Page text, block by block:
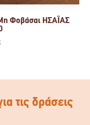
Φοβάσαι ΗΣΑΪΑΣ
τις δράσεις